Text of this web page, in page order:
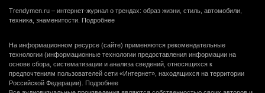
Trendymen.ru – интернет-журнал о трендах: образ жизни, стиль, автомобили,
техника, знаменитости. Подробнее
На информационном ресурсе (сайте) применяются рекомендательные
технологии (информационные технологии предоставления информации на
основе сбора, систематизации и анализа сведений, относящихся к
предпочтениям пользователей сети «Интернет», находящихся на территории
Российской Федерации). Подробнее